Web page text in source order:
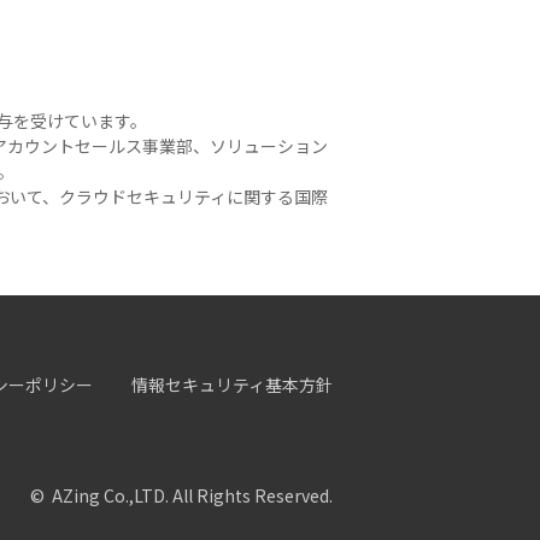
受けています。
ウントセールス事業部、ソリューション
て、クラウドセキュリティに関する国際
ーポリシー 情報セキュリティ基本方針
© AZing Co.,LTD. All Rights Reserved.